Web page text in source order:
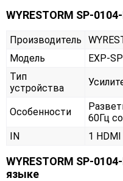
WYRESTORM SP-
Производитель
Модель
EXP-
Тип
устройства
Особенности
60Гц
IN
1 HDMI
WYRESTORM SP-
языке